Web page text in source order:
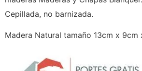
Cepillada, no barnizada.
Madera Natural tamaño 13cm x 9cm